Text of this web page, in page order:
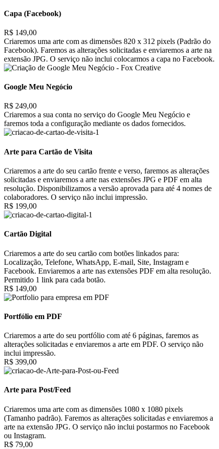
Capa (Facebook)
R$ 149,00
Criaremos uma arte com as dimensões 820 x 312 pixels (Padrão do
Facebook). Faremos as alterações solicitadas e enviaremos a arte na
extensão JPG. O serviço não inclui colocarmos a capa no Facebook.
Google Meu Negócio
R$ 249,00
Criaremos a sua conta no serviço do Google Meu Negócio e
faremos toda a configuração mediante os dados fornecidos.
Arte para Cartão de Visita
Criaremos a arte do seu cartão frente e verso, faremos as alterações
solicitadas e enviaremos a arte nas extensões JPG e PDF em alta
resolução. Disponibilizamos a versão aprovada para até 4 nomes de
colaboradores. O serviço não inclui impressão.
R$ 199,00
Cartão Digital
Criaremos a arte do seu cartão com botões linkados para:
Localização, Telefone, WhatsApp, E-mail, Site, Instagram e
Facebook. Enviaremos a arte nas extensões PDF em alta resolução.
Permitido 1 link para cada botão.
R$ 149,00
Portfólio em PDF
Criaremos a arte do seu portfólio com até 6 páginas, faremos as
alterações solicitadas e enviaremos a arte em PDF. O serviço não
inclui impressão.
R$ 399,00
Arte para Post/Feed
Criaremos uma arte com as dimensões 1080 x 1080 pixels
(Tamanho padrão). Faremos as alterações solicitadas e enviaremos a
arte na extensão JPG. O serviço não inclui postarmos no Facebook
ou Instagram.
R$ 79,00